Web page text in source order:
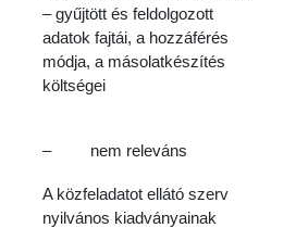
– gyűjtött és feldolgozott
adatok fajtái, a hozzáférés
módja, a másolatkészítés
költségei
– nem releváns
A közfeladatot ellátó szerv
nyilvános kiadványainak